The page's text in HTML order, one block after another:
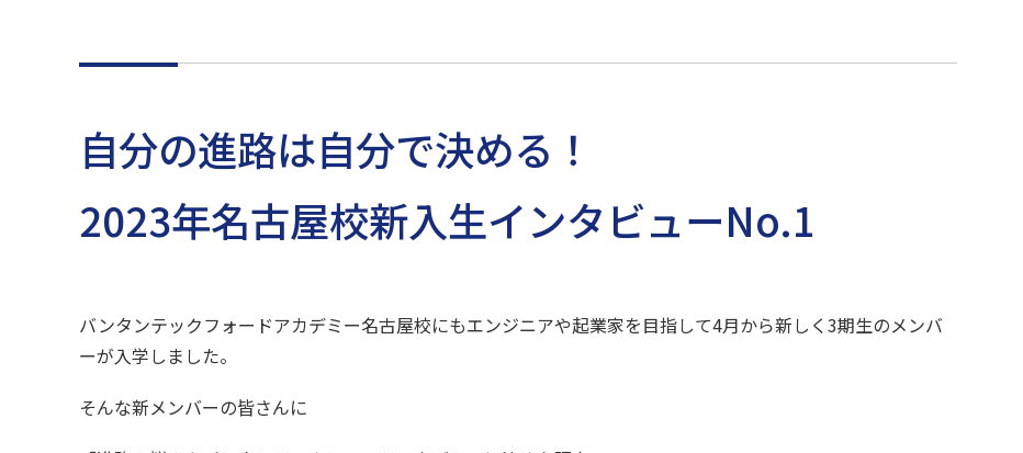
自分の進路は自分で決める！
2023年名古屋校新入生インタビューNo.1
バンタンテックフォードアカデミー名古屋校にもエンジニアや起業家を目指して4月から新しく3期生のメンバ
ーが入学しました。
そんな新メンバーの皆さんに